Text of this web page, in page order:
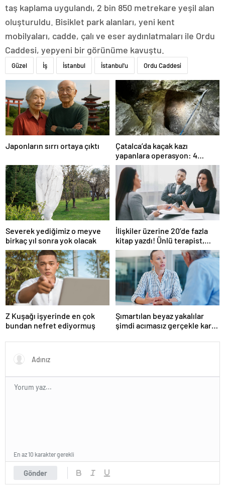
taş kaplama uygulandı, 2 bin 850 metrekare yeşil alan
oluşturuldu. Bisiklet park alanları, yeni kent
mobilyaları, cadde, çalı ve eser aydınlatmaları ile Ordu
Caddesi, yepyeni bir görünüme kavuştu.
Güzel İş İstanbul İstanbul'u Ordu Caddesi
Japonların sırrı ortaya çıktı
Çatalca’da kaçak kazı
yapanlara operasyon: 4
gözaltı
Severek yediğimiz o meyve
birkaç yıl sonra yok olacak
İlişkiler üzerine 20’de fazla
kitap yazdı! Ünlü terapist,
boşanmaların gerçek
suçlularını açıklıyor
Z Kuşağı işyerinde en çok
bundan nefret ediyormuş
Şımartılan beyaz yakalılar
şimdi acımasız gerçekle karşı
Gönder
En az 10 karakter gerekli